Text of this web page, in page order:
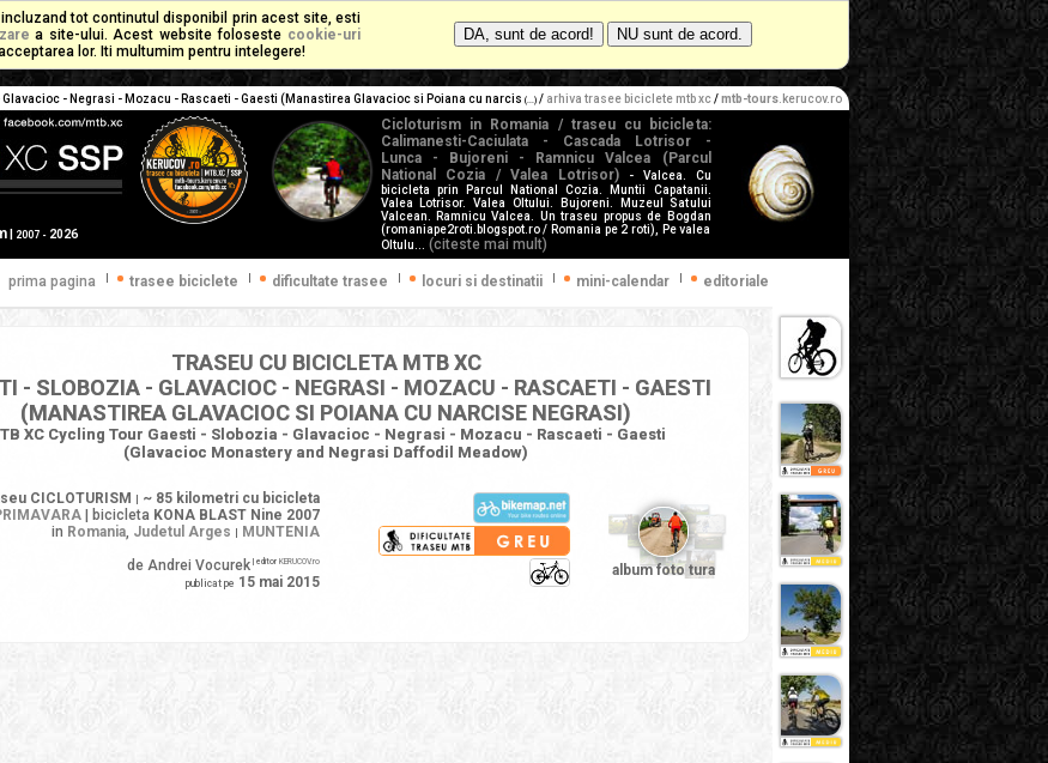
incluzand tot continutul disponibil prin acest site, esti
a site-ului. Acest website foloseste cookie-uri
lor. Iti multumim pentru intelegere!
- Negrasi - Mozacu - Rascaeti - Gaesti (Manastirea Glavacioc si Poiana cu narcis (...)/ arhiva trasee biciclete mtb xc/mtb-tours.kerucov.ro
Cicloturism in Romania / traseu cu bicicleta:
Calimanesti-Caciulata - Cascada Lotrisor -
Lunca - Bujoreni - Ramnicu Valcea (Parcul
National Cozia / Valea Lotrisor)
- Valcea. Cu
bicicleta prin Parcul National Cozia. Muntii Capatanii.
Valea Lotrisor. Valea Oltului. Bujoreni. Muzeul Satului
Valcean. Ramnicu Valcea. Un traseu propus de Bogdan
(romaniape2roti.blogspot.ro / Romania pe 2 roti), Pe valea
Oltulu...
(citeste mai mult)
2007 - 2026
prima pagina trasee biciclete dificultate trasee locuri si destinatii mini-calendar editoriale
TRASEU CU BICICLETA MTB XC
- SLOBOZIA - GLAVACIOC - NEGRASI - MOZACU - RASCAETI - GAESTI
(MANASTIREA GLAVACIOC SI POIANA CU NARCISE NEGRASI)
XC Cycling Tour Gaesti - Slobozia - Glavacioc - Negrasi - Mozacu - Rascaeti - Gaesti
(Glavacioc Monastery and Negrasi Daffodil Meadow)
CICLOTURISM ~ 85 kilometri cu bicicleta
| bicicleta KONA BLAST Nine 2007
in Romania, Judetul Arges
MUNTENIA
de Andrei Vocurek| editor KERUCOV.ro
publicat pe 15 mai 2015
album foto tura